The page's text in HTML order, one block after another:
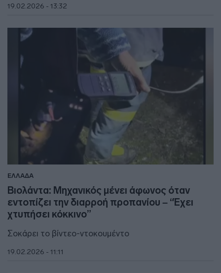
19.02.2026 - 13:32
ΕΛΛΑΔΑ
Βιολάντα: Μηχανικός μένει άφωνος όταν
εντοπίζει την διαρροή προπανίου – “Έχει
χτυπήσει κόκκινο”
Σοκάρει το βίντεο-ντοκουμέντο
19.02.2026 - 11:11